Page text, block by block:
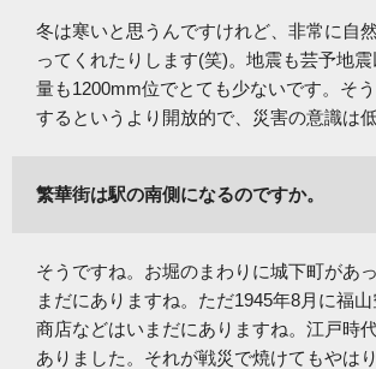
冬は寒いと思うんですけれど、非常に自
ってくれたりします(笑)。地震も芸予地
量も1200mm位でとても少ないです。そ
するというより開放的で、災害の意識は低
繁華街は駅の南側になるのですか。
そうですね。お堀のまわりに城下町があ
まだにありますね。ただ1945年8月に福
商店などはいまだにありますね。江戸時
ありました。それが戦災で焼けてもやは